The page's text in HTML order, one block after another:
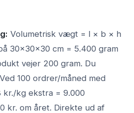
Volumetrisk vægt = l × b × h
30×30×30 cm = 5.400 gram
vejer 200 gram. Du
100 ordrer/måned med
kr./kg ekstra = 9.000
kr. om året. Direkte ud af